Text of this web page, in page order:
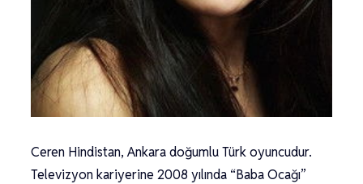
Ceren Hindistan, Ankara doğumlu Türk oyuncudur.
Televizyon kariyerine 2008 yılında “Baba Ocağı”